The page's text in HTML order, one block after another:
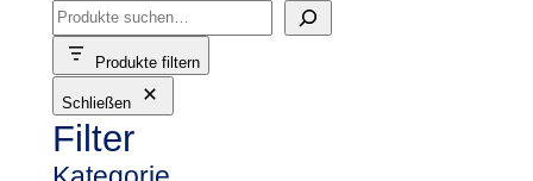
S
u
c
h
e
n
Produkte filtern
Schließen
Filter